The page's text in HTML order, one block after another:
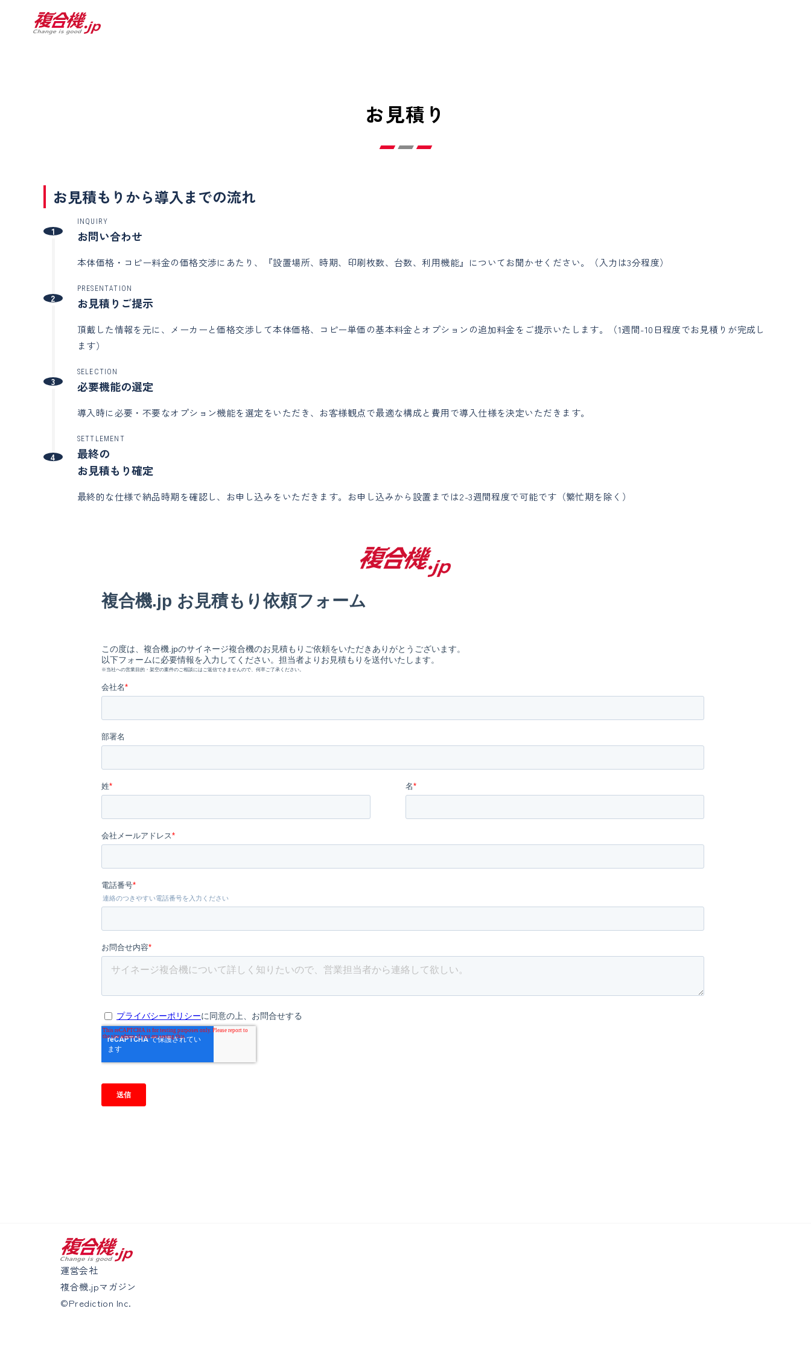
お見積り
お見積もりから導入までの流れ
1
INQUIRY
お問い合わせ
本体価格・コピー料金の価格交渉にあたり、『設置場所、時期、印刷枚数、台数、利用機能』についてお聞かせください。（入力は3分程度）
2
PRESENTATION
お見積りご提示
頂戴した情報を元に、メーカーと価格交渉して本体価格、コピー単価の基本料金とオプションの追加料金をご提示いたします。（1週間-10日程度でお見積りが完成し
ます）
3
SELECTION
必要機能の選定
導入時に必要・不要なオプション機能を選定をいただき、お客様観点で最適な構成と費用で導入仕様を決定いただきます。
4
SETTLEMENT
最終の
お見積もり確定
最終的な仕様で納品時期を確認し、お申し込みをいただきます。お申し込みから設置までは2-3週間程度で可能です（繁忙期を除く）
運営会社
複合機.jpマガジン
©Prediction Inc.